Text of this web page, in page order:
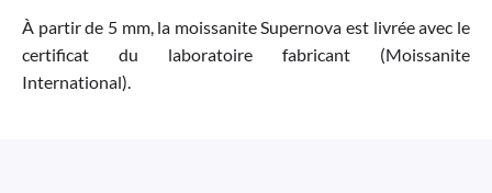
À partir de 5 mm, la moissanite Supernova est livrée avec le
certificat du laboratoire fabricant (Moissanite
International).